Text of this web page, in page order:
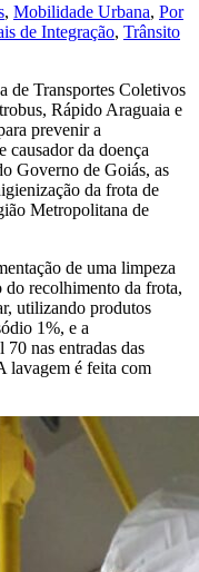
, Mobilidade Urbana, Por
de Integração, Trânsito
de Transportes Coletivos
Rápido Araguaia e
prevenir a
causador da doença
Governo de Goiás, as
da frota de
Metropolitana de
de uma limpeza
do recolhimento da frota,
utilizando produtos
1%, e a
nas entradas das
lavagem é feita com